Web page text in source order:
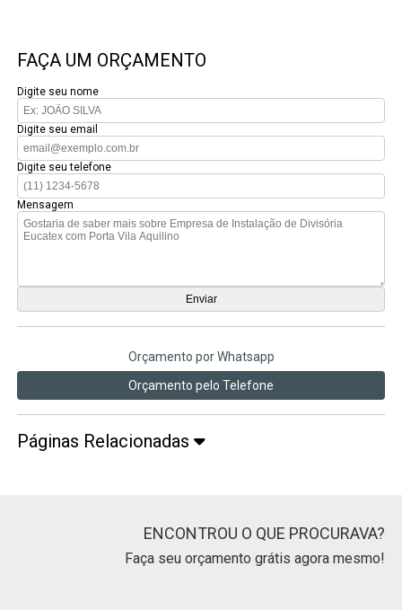
FAÇA UM ORÇAMENTO
Digite seu nome
Digite seu email
Digite seu telefone
Mensagem
Orçamento por Whatsapp
Orçamento pelo Telefone
Páginas Relacionadas
ENCONTROU O QUE PROCURAVA?
Faça seu orçamento grátis agora mesmo!